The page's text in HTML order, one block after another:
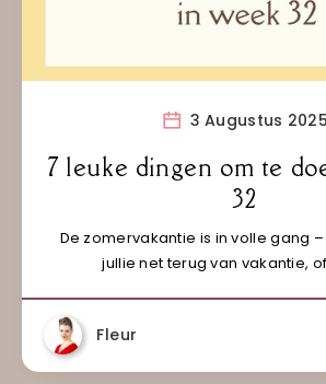
3 Augustus 2025
7 leuke dingen om te
32
De zomervakantie is in volle gang
jullie net terug van vakantie,
Fleur